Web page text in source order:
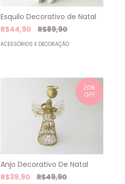
Esquilo Decorativo de Natal
R$44,90
R$89,90
ACESSÓRIOS E DECORAÇÃO
20%
OFF
Anjo Decorativo De Natal
R$39,90
R$49,90